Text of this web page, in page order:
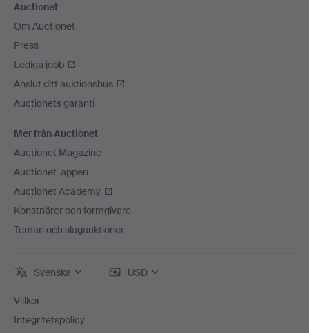
Auctionet
Om Auctionet
Press
Lediga jobb
Anslut ditt auktionshus
Auctionets garanti
Mer från Auctionet
Auctionet Magazine
Auctionet-appen
Auctionet Academy
Konstnärer och formgivare
Teman och slagauktioner
Svenska USD
Villkor
Integritetspolicy